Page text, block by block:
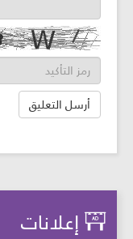
إعلانات